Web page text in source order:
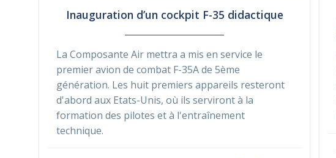
Inauguration d’un cockpit F-35 didactique
La Composante Air mettra a mis en service le
premier avion de combat F-35A de 5ème
génération. Les huit premiers appareils resteront
d'abord aux Etats-Unis, où ils serviront à la
formation des pilotes et à l'entraînement
technique.